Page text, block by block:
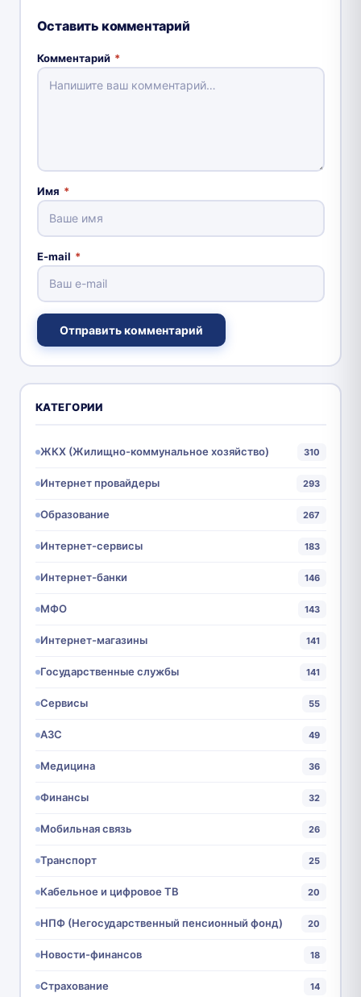
Оставить комментарий
Комментарий *
Имя *
E-mail *
Отправить комментарий
КАТЕГОРИИ
ЖКХ (Жилищно-коммунальное хозяйство) 310
Интернет провайдеры 293
Образование 267
Интернет-сервисы 183
Интернет-банки 146
МФО 143
Интернет-магазины 141
Государственные службы 141
Сервисы 55
АЗС 49
Медицина 36
Финансы 32
Мобильная связь 26
Транспорт 25
Кабельное и цифровое ТВ 20
НПФ (Негосударственный пенсионный фонд) 20
Новости-финансов 18
Страхование 14